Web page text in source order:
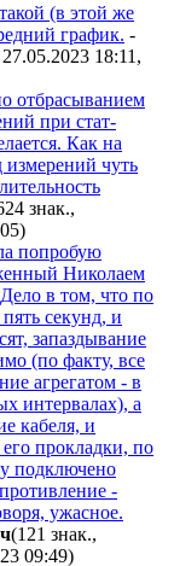
(в этой же
график. -
18:11 ,
отбрасыванием
при стат-
Как на
измерений чуть
знак.,
)
попробую
Николаем
в том, что по
пять секунд, и
запаздывание
(по факту, все
агрегатом - в
интервалах), а
кабеля, и
прокладки, по
подключено
-
ужасное.
(121 знак.,
09:49)